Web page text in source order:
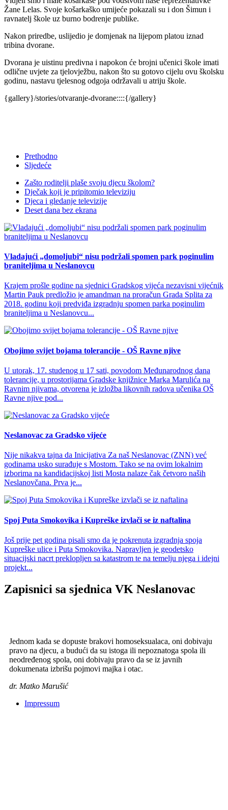
Žane Lelas. Svoje košarkaško umijeće pokazali su i don Šimun i
ravnatelj škole uz burno bodrenje publike.
Nakon priredbe, uslijedio je domjenak na lijepom platou iznad
tribina dvorane.
Dvorana je uistinu predivna i napokon će brojni učenici škole imati
odlične uvjete za tjelovježbu, nakon što su gotovo cijelu ovu školsku
godinu, nastavu tjelesnog odgoja održavali u atriju škole.
{gallery}/stories/otvaranje-dvorane::::{/gallery}
Prethodno
Sljedeće
Zašto roditelji plaše svoju djecu školom?
Dječak koji je pripitomio televiziju
Djeca i gledanje televizije
Deset dana bez ekrana
Vladajući „domoljubi“ nisu podržali spomen park poginulim
braniteljima u Neslanovcu
Krajem prošle godine na sjednici Gradskog vijeća nezavisni vijećnik
Martin Pauk predložio je amandman na proračun Grada Splita za
2018. godinu koji predviđa izgradnju spomen parka poginulim
braniteljima u Neslanovcu...
Obojimo svijet bojama tolerancije - OŠ Ravne njive
U utorak, 17. studenog u 17 sati, povodom Međunarodnog dana
tolerancije, u prostorijama Gradske knjižnice Marka Marulića na
Ravnim njivama, otvorena je izložba likovnih radova učenika OŠ
Ravne njive pod...
Neslanovac za Gradsko vijeće
Nije nikakva tajna da Inicijativa Za naš Neslanovac (ZNN) već
godinama usko surađuje s Mostom. Tako se na ovim lokalnim
izborima na kandidacijskoj listi Mosta nalaze čak četvoro naših
Neslanovčana. Prva je...
Spoj Puta Smokovika i Kupreške izvlači se iz naftalina
Još prije pet godina pisali smo da je pokrenuta izgradnja spoja
Kupreške ulice i Puta Smokovika. Napravljen je geodetsko
situacijski nacrt preklopljen sa katastrom te na temelju njega i idejni
projekt...
Zapisnici sa sjednica VK Neslanovac
Jednom kada se dopuste brakovi homoseksualaca, oni dobivaju
pravo na djecu, a budući da su istoga ili nepoznatoga spola ili
neodređenog spola, oni dobivaju pravo da se iz javnih
dokumenata izbrišu pojmovi majka i otac.
dr. Matko Marušić
Impressum